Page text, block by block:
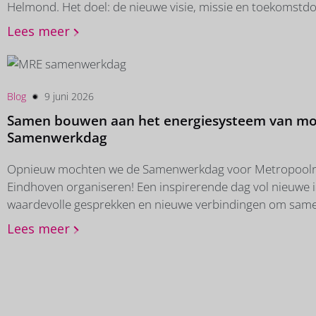
Helmond. Het doel: de nieuwe visie, missie en
overbrengen, maar dan wel op een laagdrempelige
bedachten en maakten we de Keetkrant: met één
uitgelicht, afgewisseld met een strip, een vriendenboekje
de keet! ‘De leiding nemen in water’, dat is de ambitie van
Leidingtechniek. Om die ambitie concreet...
Lees meer
Blog 9 juni 2026
Samen bouwen aan het energiesysteem van
Samenwerkdag
Opnieuw mochten we de Samenwerkdag voor
Eindhoven organiseren! Een inspirerende dag vol nieuwe
waardevolle gesprekken en nieuwe verbindingen om
energietransitie in onze MRE-regio verder te brengen. Het
de Regionale Energiestrategie staat of valt met
energiesysteem van de toekomst bijeen in het Huis van
Lees meer